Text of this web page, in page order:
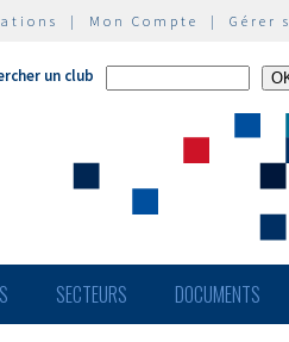
| Mon Compte | Gérer
un club
SECTEURS DOCUMENTS